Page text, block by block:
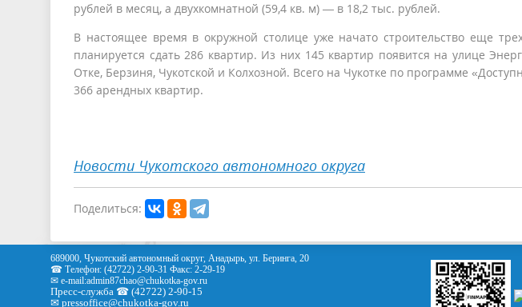
рублей в месяц, а двухкомнатной (59,4 кв. м) — в 18,2 тыс. рублей.
В настоящее время в окружной столице уже начато строительство еще
планируется сдать 286 квартир. Из них 145 квартир появится на улице
Отке, Берзиня, Чукотской и Колхозной. Всего на Чукотке по программе
366 арендных квартир.
Новости Чукотского автономного округа
Поделиться:
689000, Чукотский автономный округ, Анадырь, ул. Беринга, 20
☎ Телефон: (42722) 2-90-31 Факс: 2-29-19
✉ e-mail:admin87chao@chukotka-gov.ru
Пресс-служба ☎ (42722) 2-90-15
✉ pressoffice@chukotka-gov.ru